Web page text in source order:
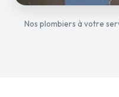
Nos plombiers à votre